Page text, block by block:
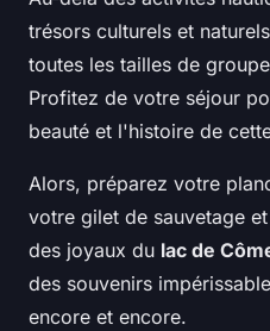
trésors culturels et
toutes les tailles de
Profitez de votre séjour
beauté et l'histoire de
Alors, préparez votre
votre gilet de sauvetage
des joyaux du lac de
des souvenirs
encore et encore.